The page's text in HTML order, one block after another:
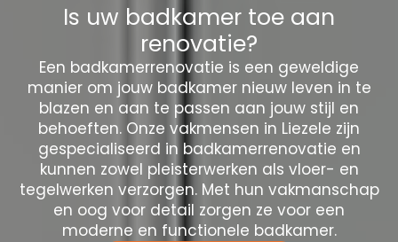
Is uw badkamer toe aan
renovatie?
Een badkamerrenovatie is een geweldige
manier om jouw badkamer nieuw leven in te
blazen en aan te passen aan jouw stijl en
behoeften. Onze vakmensen in Liezele zijn
gespecialiseerd in badkamerrenovatie en
kunnen zowel pleisterwerken als vloer- en
tegelwerken verzorgen. Met hun vakmanschap
en oog voor detail zorgen ze voor een
moderne en functionele badkamer.